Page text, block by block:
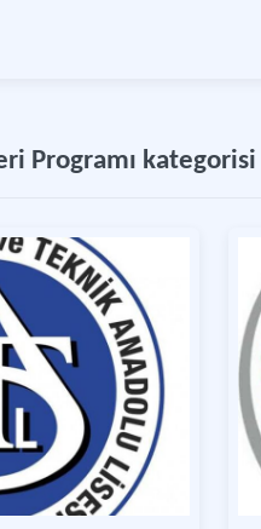
Programı kategorisi